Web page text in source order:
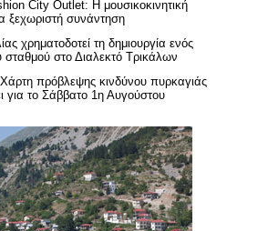
City Outlet: Η μουσικοκινητική
ξεχωριστή συνάντηση
χρηματοδοτεί τη δημιουργία ενός
στο Διαλεκτό Τρικάλων
πρόβλεψης κινδύνου πυρκαγιάς
για το Σάββατο 1η Αυγούστου